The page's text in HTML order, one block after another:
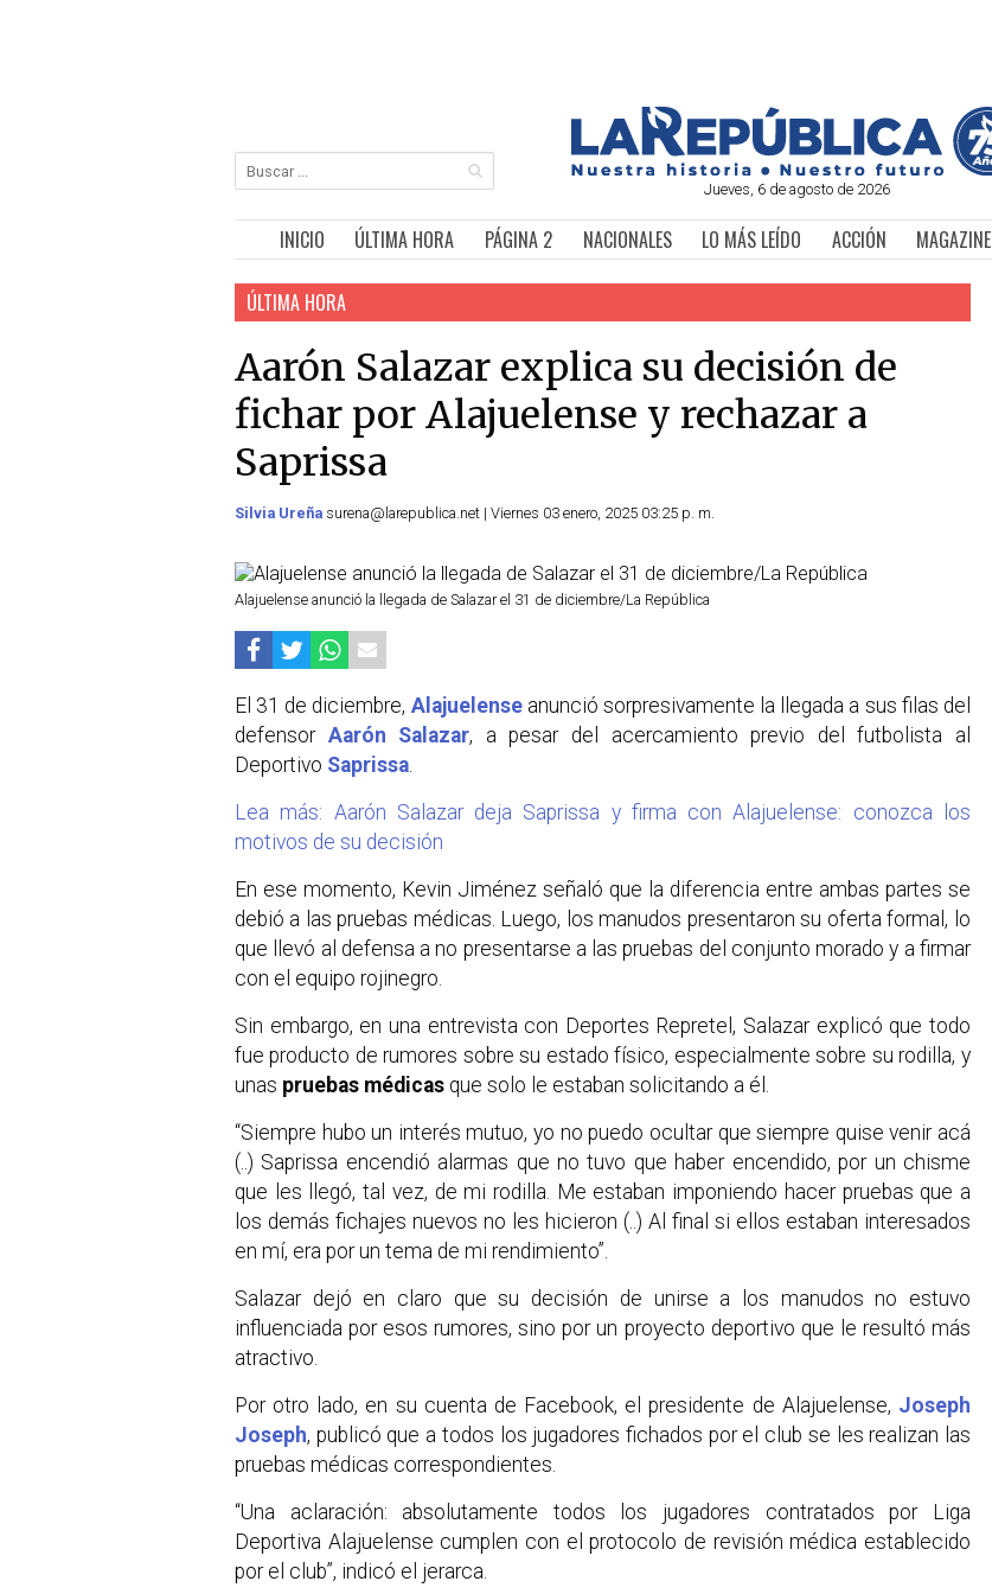
Jueves, 6 de agosto de 2026
INICIO ÚLTIMA HORA PÁGINA 2 NACIONALES LO MÁS LEÍDO ACCIÓN MAGAZINE
ÚLTIMA HORA
Aarón Salazar explica su decisión de
fichar por Alajuelense y rechazar a
Saprissa
Silvia Ureña surena@larepublica.net | Viernes 03 enero, 2025 03:25 p. m.
Alajuelense anunció la llegada de Salazar el 31 de diciembre/La República
El 31 de diciembre, Alajuelenseanunció sorpresivamente la llegada a sus filas del
defensor Aarón Salazar, a pesar del acercamiento previo del futbolista al
Deportivo Saprissa
Lea más: Aarón Salazar deja Saprissa y firma con Alajuelense: conozca los
motivos de su decisión
En ese momento, Kevin Jiménez señaló que la diferencia entre ambas partes se
debió a las pruebas médicas. Luego, los manudos presentaron su oferta formal, lo
que llevó al defensa a no presentarse a las pruebas del conjunto morado y a firmar
con el equipo rojinegro.
Sin embargo, en una entrevista con Deportes Repretel, Salazar explicó que todo
fue producto de rumores sobre su estado físico, especialmente sobre su rodilla, y
unas pruebas médicas que solo le estaban solicitando a él.
“Siempre hubo un interés mutuo, yo no puedo ocultar que siempre quise venir acá
(..) Saprissa encendió alarmas que no tuvo que haber encendido, por un chisme
que les llegó, tal vez, de mi rodilla. Me estaban imponiendo hacer pruebas que a
los demás fichajes nuevos no les hicieron (..) Al final si ellos estaban interesados
en mí, era por un tema de mi rendimiento”.
Salazar dejó en claro que su decisión de unirse a los manudos no estuvo
influenciada por esos rumores, sino por un proyecto deportivo que le resultó más
atractivo.
Por otro lado, en su cuenta de Facebook, el presidente de Alajuelense, Joseph
Joseph, publicó que a todos los jugadores fichados por el club se les realizan las
pruebas médicas correspondientes.
“Una aclaración: absolutamente todos los jugadores contratados por Liga
Deportiva Alajuelense cumplen con el protocolo de revisión médica establecido
por el club”, indicó el jerarca.